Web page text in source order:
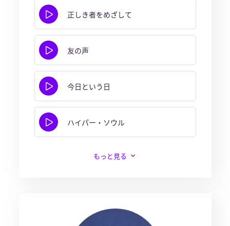
正しき者をめざして
友の声
今日という日
ハイパー・ソウル
もっと見る